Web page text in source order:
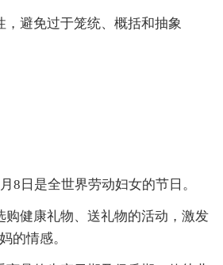
，避免过于笼统、概括和抽象
8日是全世界劳动妇女的节日。
购健康礼物、送礼物的活动，激发
的情感。